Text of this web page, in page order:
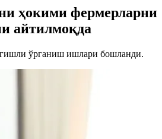
ҳокими фермерларни
айтилмоқда
ўрганиш ишлари бошланди.